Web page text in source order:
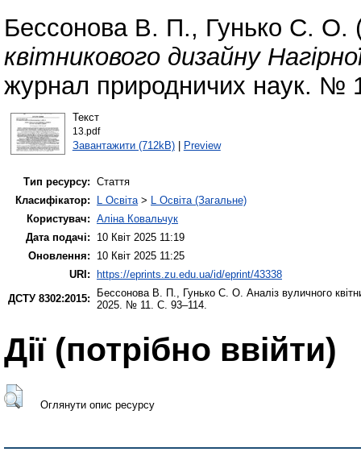
Бессонова В. П., Гунько С. О.
квітникового дизайну
журнал природничих наук. №
Текст
13.pdf
Завантажити (712kB)| Preview
Тип ресурсу: Стаття
Класифікатор:
L Освіта> L Освіта (Загальне)
Користувач: Аліна Ковальчук
Дата подачі:
10 Квіт 2025 11:19
Оновлення:
10 Квіт 2025 11:25
URI:
https://eprints.zu.edu.ua/id/eprint/43338
ДСТУ 8302:2015:
Бессонова В. П., Гунько С. О. Аналіз вуличного
2025. № 11. С. 93–114.
Дії ​​(потрібно ввійти)
Оглянути опис ресурсу